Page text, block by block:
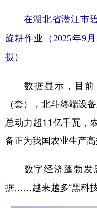
在湖北省潜江市
旋耕作业（2025年9
摄）
数据显示，目前
（套），北斗终端设
总动力超11亿千瓦，
备正为我国农业生产高
数字经济蓬勃发
据……越来越多“黑科技